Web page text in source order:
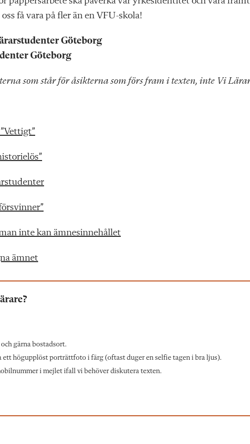
få vara på fler än en VFU-skola!
Göteborg
Göteborg
som står för åsikterna som förs fram i texten, inte Vi
inte kan ämnesinnehållet
ämnet
gärna bostadsort.
högupplöst porträttfoto i färg (oftast duger en selfie tagen i bra ljus).
i mejlet ifall vi behöver diskutera texten.